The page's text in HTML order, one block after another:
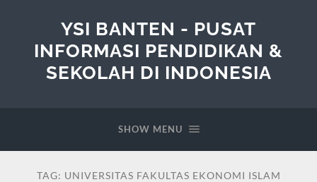
YSI BANTEN - PUSAT
INFORMASI PENDIDIKAN &
SEKOLAH DI INDONESIA
SHOW MENU
TAG: UNIVERSITAS FAKULTAS EKONOMI ISLAM